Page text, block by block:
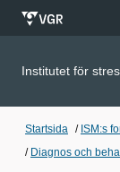
Institutet för
Startsida / ISM:s
/ Diagnos och